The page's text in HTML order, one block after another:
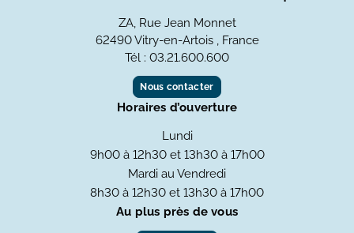
ZA, Rue Jean Monnet
62490 Vitry-en-Artois , France
Tél : 03.21.600.600
Nous contacter
Horaires d’ouverture
Lundi
9h00 à 12h30 et 13h30 à 17h00
Mardi au Vendredi
8h30 à 12h30 et 13h30 à 17h00
Au plus près de vous